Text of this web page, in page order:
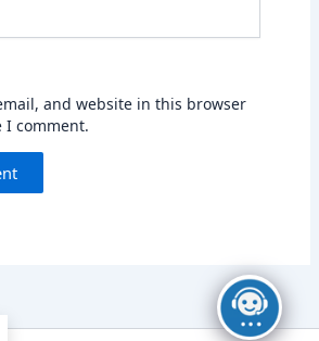
and website in this browser
I comment.